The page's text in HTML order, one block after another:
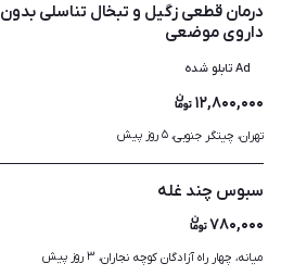
درمان قطعی زگیل و تبخال تناسلی بدون
داروی موضعی
Ad تابلو شده
۱۲,۸۰۰,۰۰۰
تهران، چیتگر جنوبی، ۵ روز پیش
سبوس چند غله
۷۸۰,۰۰۰
میانه، چهار راه آزادگان کوچه نجاران، ۳ روز پیش